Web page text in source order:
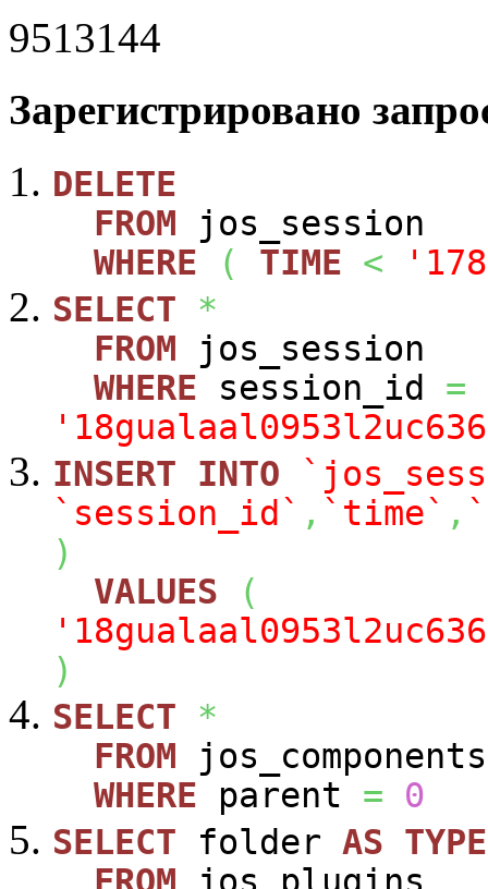
9513144
Зарегистрировано
DELETE
FROM jos_session
WHERE
( TIME <
SELECT
*
FROM jos_session
WHERE session_id =
INSERT
INTO
`session_id` , `time` ,
)
VALUES
(
)
SELECT
*
FROM jos_components
WHERE parent =
0
SELECT folder AS TYPE